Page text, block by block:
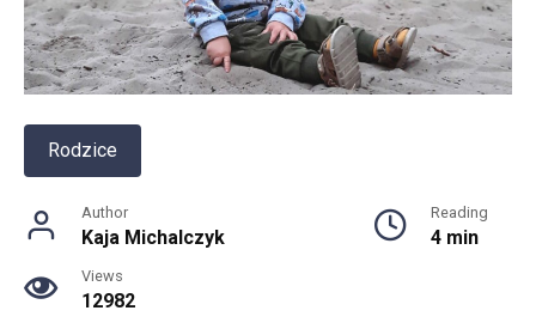
Rodzice
Author
Kaja Michalczyk
Reading
4 min
Views
12982